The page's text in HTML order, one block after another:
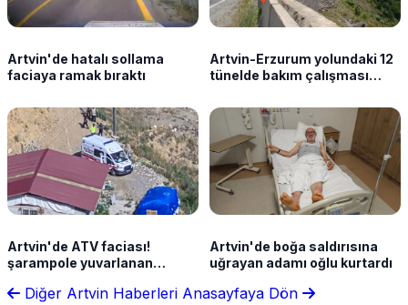
Artvin'de hatalı sollama
faciaya ramak bıraktı
Artvin-Erzurum yolundaki 12
tünelde bakım çalışması
Artvin'de ATV faciası!
şarampole yuvarlanan
yaralandı
Artvin'de boğa saldırısına
uğrayan adamı oğlu kurtardı
Diğer Artvin Haberleri Anasayfaya Dön